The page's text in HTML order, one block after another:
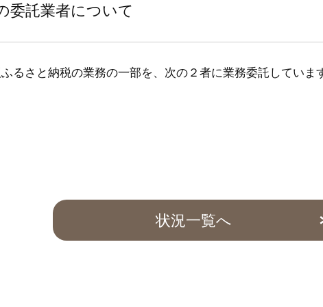
委託業者について
るさと納税の業務の一部を、次の２者に業務委託していま
状況一覧へ